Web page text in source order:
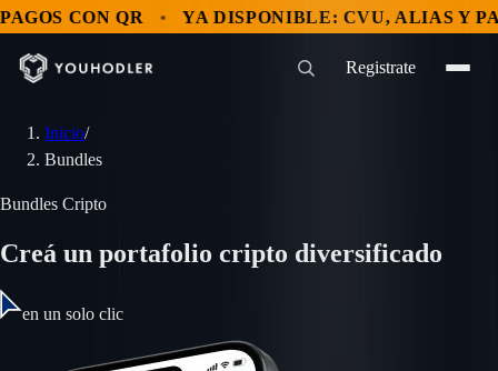
QR YA DISPONIBLE: CVU, ALIAS Y PAGOS
Registrate
Inicio/
Bundles
Bundles Cripto
Creá un portafolio cripto diversificado
en un solo clic